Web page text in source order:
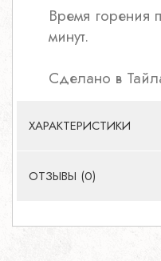
Время горения
минут.
Сделано в
ХАРАКТЕРИСТИКИ
ОТЗЫВЫ (0)